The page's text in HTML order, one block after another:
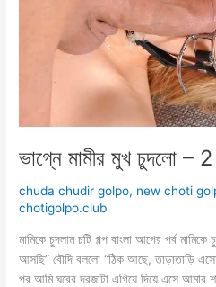
ভাগ্নে মামীর মুখ চুদলো – 2
chuda chudir golpo, new choti
chotigolpo.club
মামিকে চুদলাম চটি গল্প বাংলা আগের পর্ব
আসছি” বৌদি বললো “ঠিক আছে, তাড়াতাড়ি
পর আমি ঘরের দরজাটা এগিয়ে দিয়ে এসে আমার